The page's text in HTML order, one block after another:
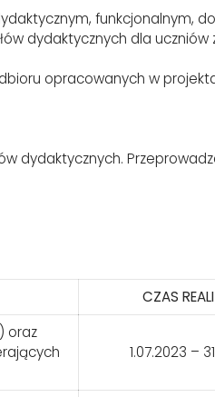
funkcjonalnym,
dydaktycznych dla uczniów
opracowanych w
dydaktycznych.
CZAS
oraz
1.07.2023 –